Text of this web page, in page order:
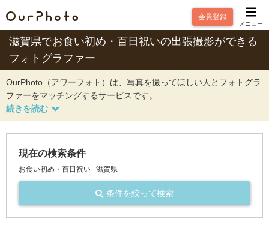
会員登録
メニュー
滋賀県でお食い初め・百日祝いの出張撮影ができる
フォトグラファー
OurPhoto（アワーフォト）は、写真を撮ってほしい人とフォトグラ
ファーをマッチングするサービスです。
現在の検索条件
お食い初め・百日祝い 滋賀県
条件を絞って検索